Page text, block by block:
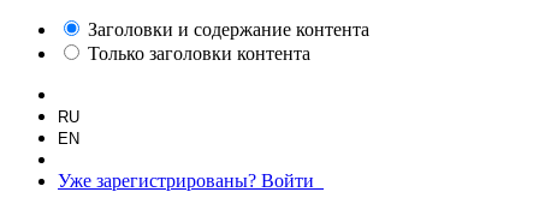
Заголовки и содержание контента
Только заголовки контента
RU
EN
Уже зарегистрированы? Войти